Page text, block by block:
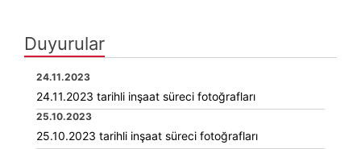
Duyurular
24.11.2023
24.11.2023 tarihli inşaat süreci fotoğrafları
25.10.2023
25.10.2023 tarihli inşaat süreci fotoğrafları